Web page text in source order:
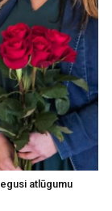
atlūgumu